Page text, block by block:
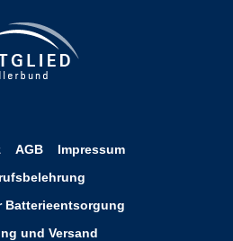
AGB
Impressum
Batterieentsorgung
und Versand